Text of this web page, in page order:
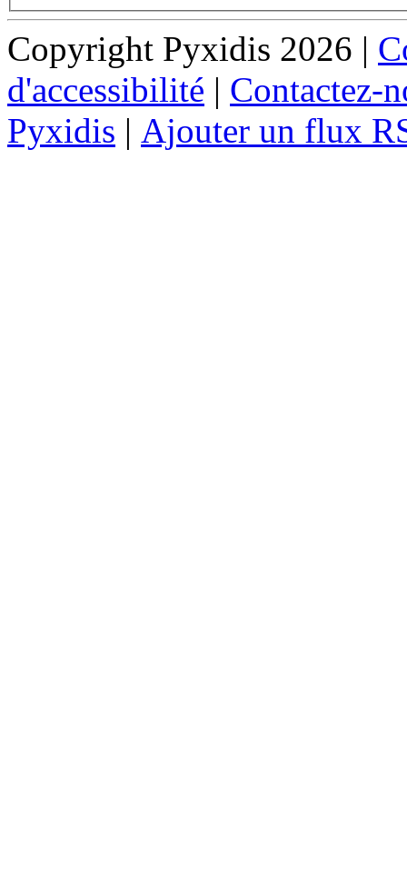
Copyright Pyxidis 2026 |
d'accessibilité | Contactez-
Pyxidis | Ajouter un flux